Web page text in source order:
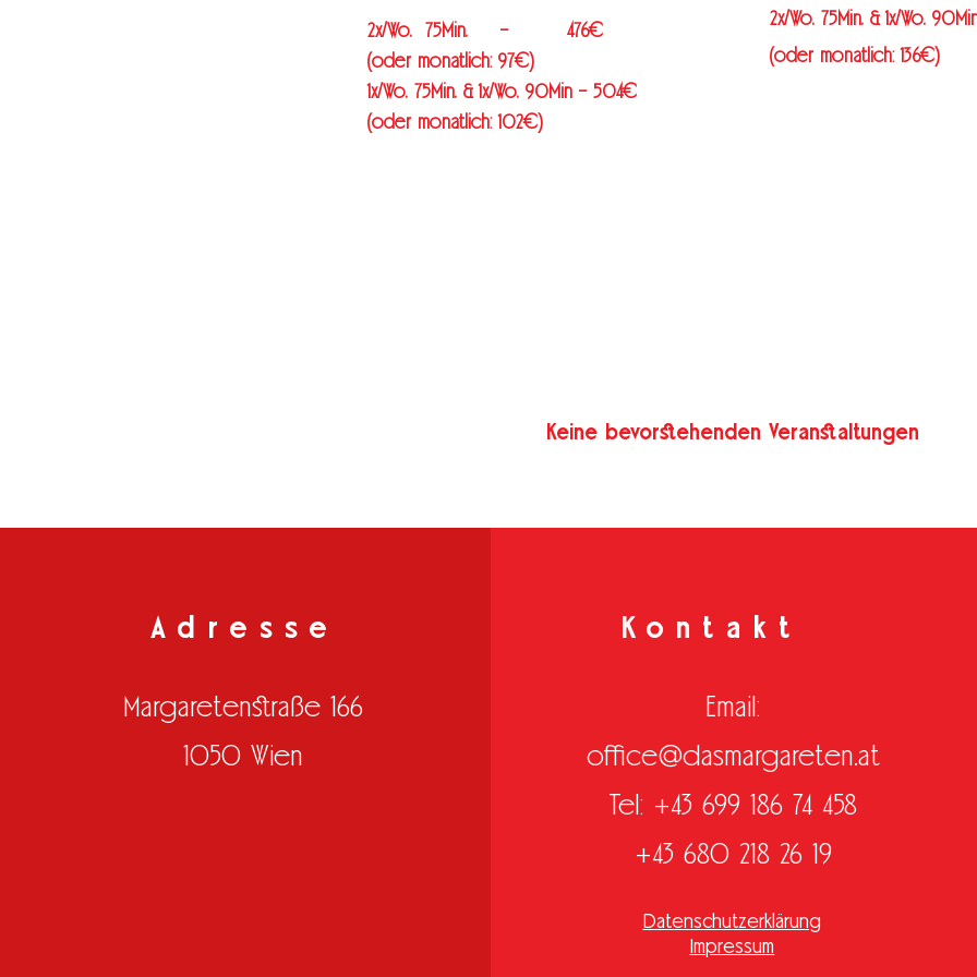
2x/Wo. 75Min. – 476€
(oder monatlich: 97€)
1x/Wo. 75Min. & 1x/Wo. 90Min – 504€
(oder monatlich: 102€)
2x/Wo. 75Min. & 1x/Wo.
(oder monatlich: 136€)
Keine bevorstehenden Veranstaltungen
Adresse
Margaretenstraße 166
1050 Wien
Kontakt
Email:
office@dasmargareten.at
Tel: +43 699 186 74 458
+43 680 218 26 19
Datenschutzerklärung
Impressum